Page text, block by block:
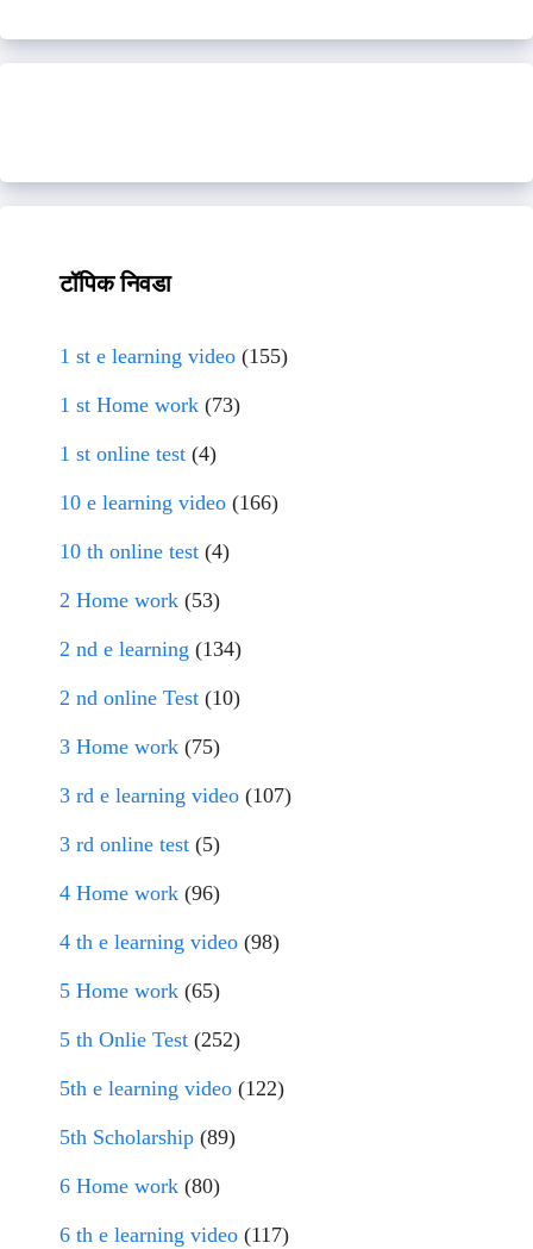
टॉपिक निवडा
1 st e learning video (155)
1 st Home work (73)
1 st online test (4)
10 e learning video (166)
10 th online test (4)
2 Home work (53)
2 nd e learning (134)
2 nd online Test (10)
3 Home work (75)
3 rd e learning video (107)
3 rd online test (5)
4 Home work (96)
4 th e learning video (98)
5 Home work (65)
5 th Onlie Test (252)
5th e learning video (122)
5th Scholarship (89)
6 Home work (80)
6 th e learning video (117)